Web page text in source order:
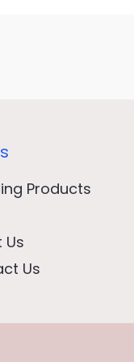
Products
Us
Us